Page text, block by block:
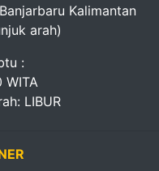
Kalimantan
arah)
:
WITA
LIBUR